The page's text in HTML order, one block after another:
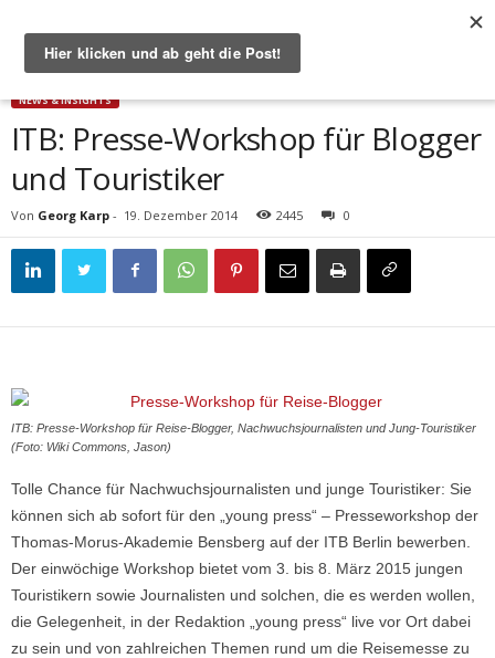
Start News & Insights ITB: Presse-Workshop für Blogger und Touristiker
NEWS & INSIGHTS
ITB: Presse-Workshop für Blogger
und Touristiker
Von Georg Karp - 19. Dezember 2014 2445 0
ITB: Presse-Workshop für Reise-Blogger, Nachwuchsjournalisten und Jung-Touristiker
(Foto: Wiki Commons, Jason)
Tolle Chance für Nachwuchsjournalisten und junge Touristiker: Sie
können sich ab sofort für den „young press“ – Presseworkshop der
Thomas-Morus-Akademie Bensberg auf der ITB Berlin bewerben.
Der einwöchige Workshop bietet vom 3. bis 8. März 2015 jungen
Touristikern sowie Journalisten und solchen, die es werden wollen,
die Gelegenheit, in der Redaktion „young press“ live vor Ort dabei
zu sein und von zahlreichen Themen rund um die Reisemesse zu